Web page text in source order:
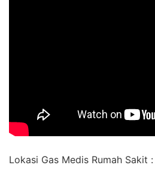
Lokasi Gas Medis Rumah Sakit :